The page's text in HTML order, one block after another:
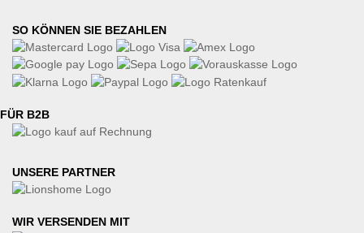
SO KÖNNEN SIE BEZAHLEN
FÜR B2B
UNSERE PARTNER
WIR VERSENDEN MIT